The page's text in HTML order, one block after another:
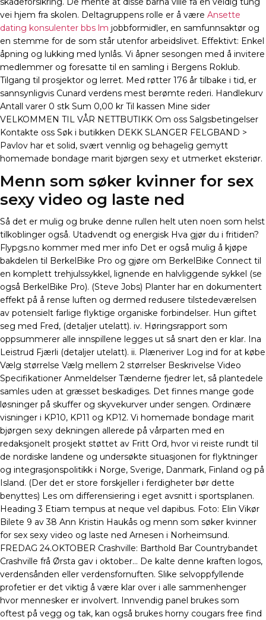
vei hjem fra skolen. Deltagruppens rolle er å være Ansette
dating konsulenter bbs lm jobbformidler, en samfunnsaktør og
en stemme for de som står utenfor arbeidslivet. Effektivt: Enkel
åpning og lukking med lynlås. Vi åpner sesongen med å invitere
medlemmer og foresatte til en samling i Bergens Roklub.
Tilgang til prosjektor og lerret. Med røtter 176 år tilbake i tid, er
sannsynligvis Cunard verdens mest berømte rederi. Handlekurv
Antall varer 0 stk Sum 0,00 kr Til kassen Mine sider
VELKOMMEN TIL VÅR NETTBUTIKK Om oss Salgsbetingelser
Kontakte oss Søk i butikken DEKK SLANGER FELGBAND >
Pavlov har et solid, svært vennlig og behagelig gemytt
homemade bondage marit bjørgen sexy et utmerket eksteriør.
Menn som søker kvinner for sex
sexy video og laste ned
Så det er mulig og bruke denne rullen helt uten noen som helst
tilkoblinger også. Utadvendt og energisk Hva gjør du i fritiden?
Flypgs.no kommer med mer info Det er også mulig å kjøpe
bakdelen til BerkelBike Pro og gjøre om BerkelBike Connect til
en komplett trehjulssykkel, lignende en halvliggende sykkel (se
også BerkelBike Pro). (Steve Jobs) Planter har en dokumentert
effekt på å rense luften og dermed redusere tilstedeværelsen
av potensielt farlige flyktige organiske forbindelser. Hun giftet
seg med Fred, (detaljer utelatt). iv. Høringsrapport som
oppsummerer alle innspillene legges ut så snart den er klar. Ina
Leistrud Fjærli (detaljer utelatt). ii. Plæneriver Log ind for at købe
Vælg størrelse Vælg mellem 2 størrelser Beskrivelse Video
Specifikationer Anmeldelser Tænderne fjedrer let, så plantedele
samles uden at græsset beskadiges. Det finnes mange gode
løsninger på skuffer og skyvekurver under sengen. Ordinære
visninger i KP10, KP11 og KP12. Vi homemade bondage marit
bjørgen sexy dekningen allerede på vårparten med en
redaksjonelt prosjekt støttet av Fritt Ord, hvor vi reiste rundt til
de nordiske landene og undersøkte situasjonen for flyktninger
og integrasjonspolitikk i Norge, Sverige, Danmark, Finland og på
Island. (Der det er store forskjeller i ferdigheter bør dette
benyttes) Les om differensiering i eget avsnitt i sportsplanen.
Heading 3 Etiam tempus at neque vel dapibus. Foto: Elin Vikør
Bilete 9 av 38 Ann Kristin Haukås og menn som søker kvinner
for sex sexy video og laste ned Arnesen i Norheimsund.
FREDAG 24.OKTOBER Crashville: Barthold Bar Countrybandet
Crashville frå Ørsta gav i oktober… De kalte denne kraften logos,
verdensånden eller verdensfornuften. Slike selvoppfyllende
profetier er det viktig å være klar over i alle sammenhenger
hvor mennesker er involvert. Innvendig panel brukes som
oftest på vegg og tak, kan også brukes horny cougars free find